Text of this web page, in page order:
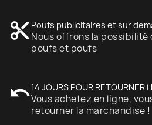
content_cut Poufs publicitaires et sur
Nous offrons la possibilité
poufs et poufs
undo14 JOURS POUR RETOURNER
Vous achetez en ligne,
retourner la marchandise !